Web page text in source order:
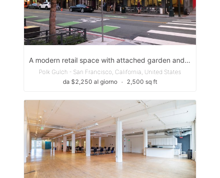
A modern retail space with attached garden and garden office
Polk Gulch - San Francisco, California, United States
da $2,250 al giorno ∙ 2,500 sq ft